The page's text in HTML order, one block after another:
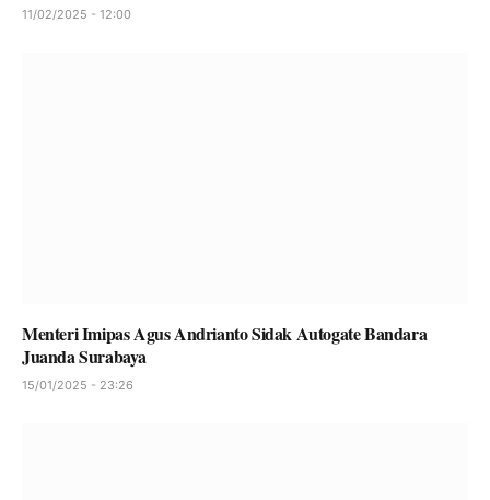
11/02/2025 - 12:00
Menteri Imipas Agus Andrianto Sidak Autogate Bandara
Juanda Surabaya
15/01/2025 - 23:26